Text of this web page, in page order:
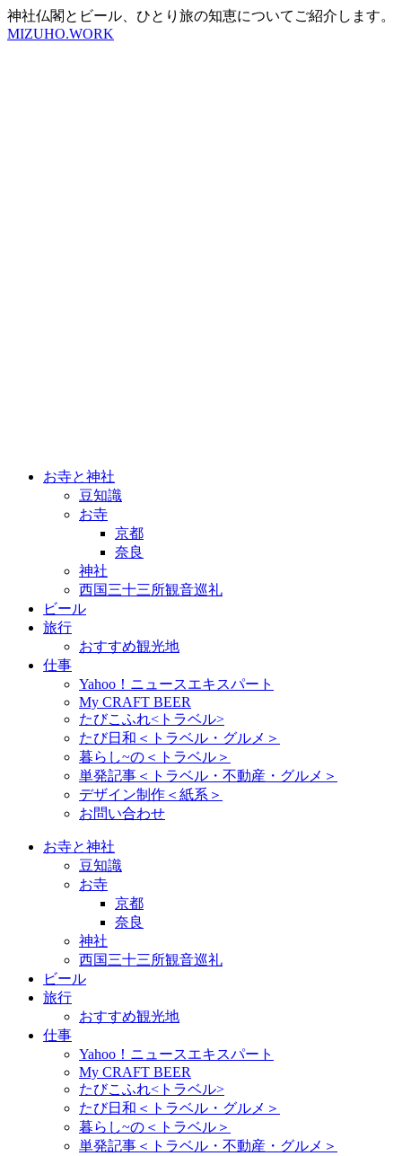
神社仏閣とビール、ひとり旅の知恵についてご紹介します。
MIZUHO.WORK
お寺と神社
豆知識
お寺
京都
奈良
神社
西国三十三所観音巡礼
ビール
旅行
おすすめ観光地
仕事
Yahoo！ニュースエキスパート
My CRAFT BEER
たびこふれ<トラベル>
たび日和＜トラベル・グルメ＞
暮らし~の＜トラベル＞
単発記事＜トラベル・不動産・グルメ＞
デザイン制作＜紙系＞
お問い合わせ
お寺と神社
豆知識
お寺
京都
奈良
神社
西国三十三所観音巡礼
ビール
旅行
おすすめ観光地
仕事
Yahoo！ニュースエキスパート
My CRAFT BEER
たびこふれ<トラベル>
たび日和＜トラベル・グルメ＞
暮らし~の＜トラベル＞
単発記事＜トラベル・不動産・グルメ＞